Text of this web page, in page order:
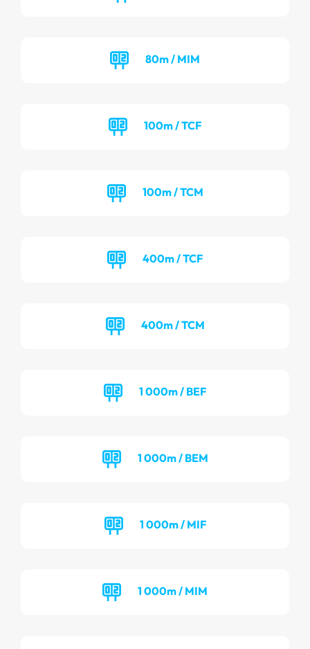
80m / MIM
100m / TCF
100m / TCM
400m / TCF
400m / TCM
1 000m / BEF
1 000m / BEM
1 000m / MIF
1 000m / MIM